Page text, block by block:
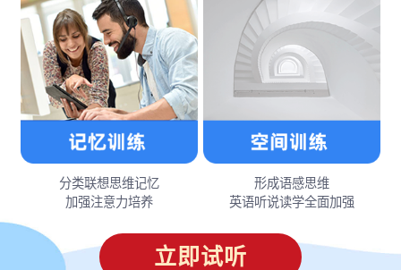
分类联想思维记忆
加强注意力培养
形成语感思维
英语听说读学全面加强
立即试听